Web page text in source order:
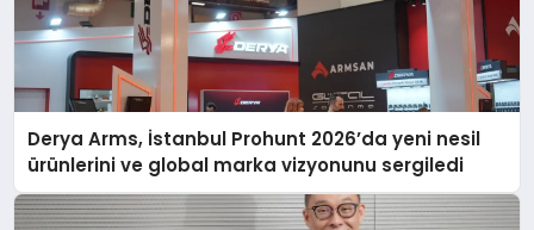
Derya Arms, İstanbul Prohunt 2026’da yeni nesil
ürünlerini ve global marka vizyonunu sergiledi